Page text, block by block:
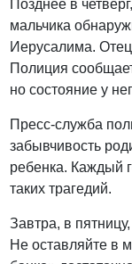
Позднее в
мальчика
Иерусалима.
Полиция
но состояние у
Пресс-служба
забывчивость
ребенка. Каждый
таких трагедий.
Завтра, в
Не оставляйте в